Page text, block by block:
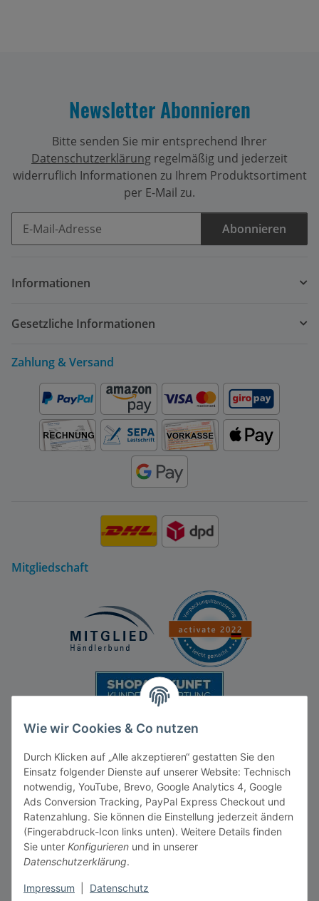
Wie wir Cookies & Co nutzen
Durch Klicken auf „Alle akzeptieren“ gestatten Sie den
Einsatz folgender Dienste auf unserer Website: Technisch
notwendig, YouTube, Brevo, Google Analytics 4, Google
Ads Conversion Tracking, PayPal Express Checkout und
Ratenzahlung. Sie können die Einstellung jederzeit ändern
(Fingerabdruck-Icon links unten). Weitere Details finden
Sie unter Konfigurieren und in unserer
Datenschutzerklärung.
Impressum Datenschutz
Newsletter Abonnieren
Bitte senden Sie mir entsprechend Ihrer
Datenschutzerklärung regelmäßig und jederzeit
widerruflich Informationen zu Ihrem Produktsortiment
per E-Mail zu.
Abonnieren
Informationen
Gesetzliche Informationen
Zahlung & Versand
Mitgliedschaft
Vertrag widerrufen